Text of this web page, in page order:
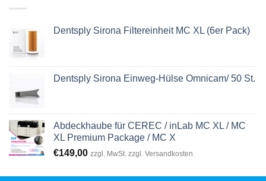
Dentsply Sirona Filtereinheit MC XL (6er Pack)
Dentsply Sirona Einweg-Hülse Omnicam/ 50 St.
Abdeckhaube für CEREC / inLab MC XL / MC
XL Premium Package / MC X
€149,00 zzgl. MwSt. zzgl. Versandkosten